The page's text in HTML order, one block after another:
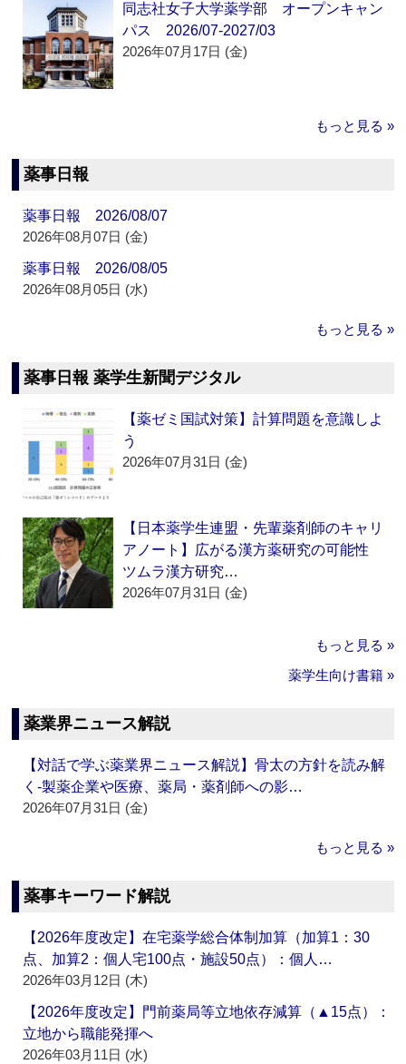
同志社女子大学薬学部 オープンキャン
パス 2026/07-2027/03
2026年07月17日 (金)
もっと見る »
薬事日報
薬事日報 2026/08/07
2026年08月07日 (金)
薬事日報 2026/08/05
2026年08月05日 (水)
もっと見る »
薬事日報 薬学生新聞デジタル
【薬ゼミ国試対策】計算問題を意識しよ
う
2026年07月31日 (金)
【日本薬学生連盟・先輩薬剤師のキャリ
アノート】広がる漢方薬研究の可能性
ツムラ漢方研究…
2026年07月31日 (金)
もっと見る »
薬学生向け書籍 »
薬業界ニュース解説
【対話で学ぶ薬業界ニュース解説】骨太の方針を読み解
く‐製薬企業や医療、薬局・薬剤師への影…
2026年07月31日 (金)
もっと見る »
薬事キーワード解説
【2026年度改定】在宅薬学総合体制加算（加算1：30
点、加算2：個人宅100点・施設50点）：個人…
2026年03月12日 (木)
【2026年度改定】門前薬局等立地依存減算（▲15点）：
立地から職能発揮へ
2026年03月11日 (水)